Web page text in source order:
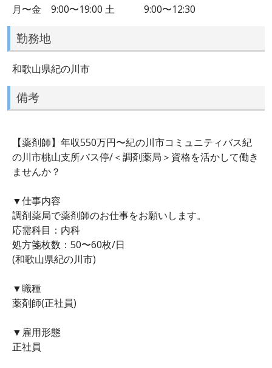
月〜金 9:00〜19:00 土 9:00〜12:30
勤務地
和歌山県紀の川市
備考
【薬剤師】年収550万円〜紀の川市コミュニティバス紀
の川市桃山支所バス停/＜調剤薬局＞資格を活かして働き
ませんか？
▼仕事内容
調剤薬局で薬剤師のお仕事をお願いします。
応需科目：内科
処方箋枚数：50〜60枚/日
(和歌山県紀の川市)
▼職種
薬剤師(正社員)
▼雇用形態
正社員